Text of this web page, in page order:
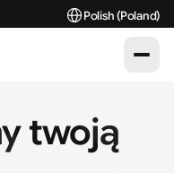
twoją
Select Language
Polish (Poland)